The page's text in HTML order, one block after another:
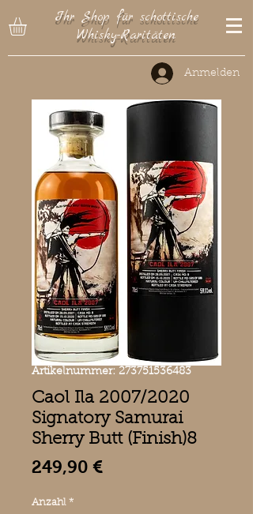
Ihr Shop für schottische
Whisky-Raritäten
Anmelden
Artikelnummer: 273751536483
Caol Ila 2007/2020
Signatory Samurai
Sherry Butt (Finish)8
249,90 €Preis
Anzahl *